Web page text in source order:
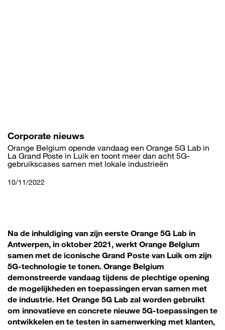
Corporate nieuws
Orange Belgium opende vandaag een Orange 5G Lab in
La Grand Poste in Luik en toont meer dan acht 5G-
gebruikscases samen met lokale industrieën
10/11/2022
Na de inhuldiging van zijn eerste Orange 5G Lab in
Antwerpen, in oktober 2021, werkt Orange Belgium
samen met de iconische Grand Poste van Luik om zijn
5G-technologie te tonen. Orange Belgium
demonstreerde vandaag tijdens de plechtige opening
de mogelijkheden en toepassingen ervan samen met
de industrie. Het Orange 5G Lab zal worden gebruikt
om innovatieve en concrete nieuwe 5G-toepassingen te
ontwikkelen en te testen in samenwerking met klanten,